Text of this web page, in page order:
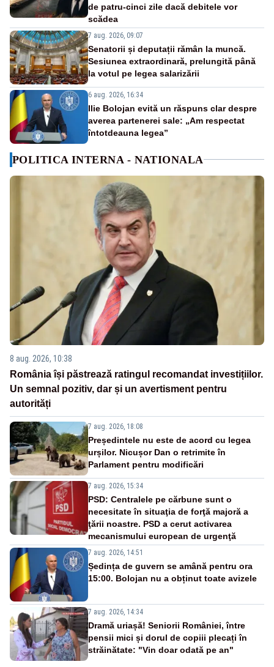
de patru-cinci zile dacă debitele vor
scădea
7 aug. 2026, 09:07
Senatorii și deputații rămân la muncă.
Sesiunea extraordinară, prelungită până
la votul pe legea salarizării
6 aug. 2026, 16:34
Ilie Bolojan evită un răspuns clar despre
averea partenerei sale: „Am respectat
întotdeauna legea”
POLITICA INTERNA - NATIONALA
8 aug. 2026, 10:38
România își păstrează ratingul recomandat investițiilor.
Un semnal pozitiv, dar și un avertisment pentru
autorități
7 aug. 2026, 18:08
Președintele nu este de acord cu legea
urșilor. Nicușor Dan o retrimite în
Parlament pentru modificări
7 aug. 2026, 15:34
PSD: Centralele pe cărbune sunt o
necesitate în situaţia de forţă majoră a
ţării noastre. PSD a cerut activarea
mecanismului european de urgenţă
7 aug. 2026, 14:51
Ședința de guvern se amână pentru ora
15:00. Bolojan nu a obținut toate avizele
7 aug. 2026, 14:34
Dramă uriașă! Seniorii României, între
pensii mici și dorul de copiii plecați în
străinătate: "Vin doar odată pe an"